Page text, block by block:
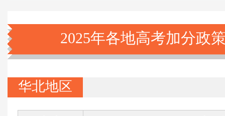
2025年各地高考加分政
华北地区